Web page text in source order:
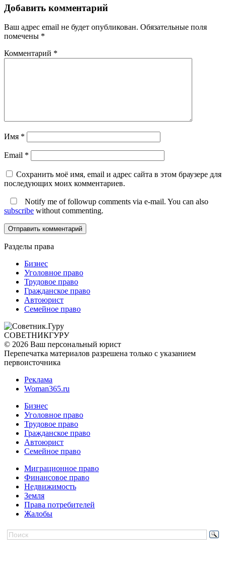
Добавить комментарий
Ваш адрес email не будет опубликован. Обязательные поля
помечены *
Комментарий *
Имя *
Email *
Сохранить моё имя, email и адрес сайта в этом браузере для
последующих моих комментариев.
Notify me of followup comments via e-mail. You can also
subscribe without commenting.
Разделы права
Бизнес
Уголовное право
Трудовое право
Гражданское право
Автоюрист
Семейное право
СОВЕТНИКГУРУ
© 2026 Ваш персональный юрист
Перепечатка материалов разрешена только с указанием
первоисточника
Реклама
Woman365.ru
Бизнес
Уголовное право
Трудовое право
Гражданское право
Автоюрист
Семейное право
Миграционное право
Финансовое право
Недвижимость
Земля
Права потребителей
Жалобы